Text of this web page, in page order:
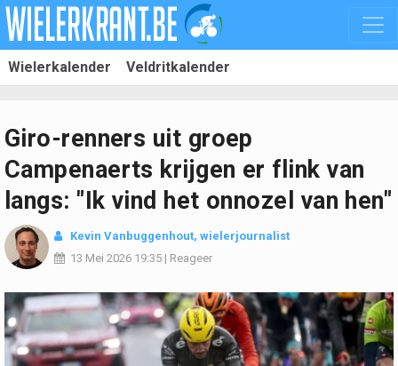
Wielerkalender Veldritkalender
Giro-renners uit groep
Campenaerts krijgen er flink van
langs: "Ik vind het onnozel van hen"
Kevin Vanbuggenhout, wielerjournalist
13 Mei 2026 19:35 | Reageer